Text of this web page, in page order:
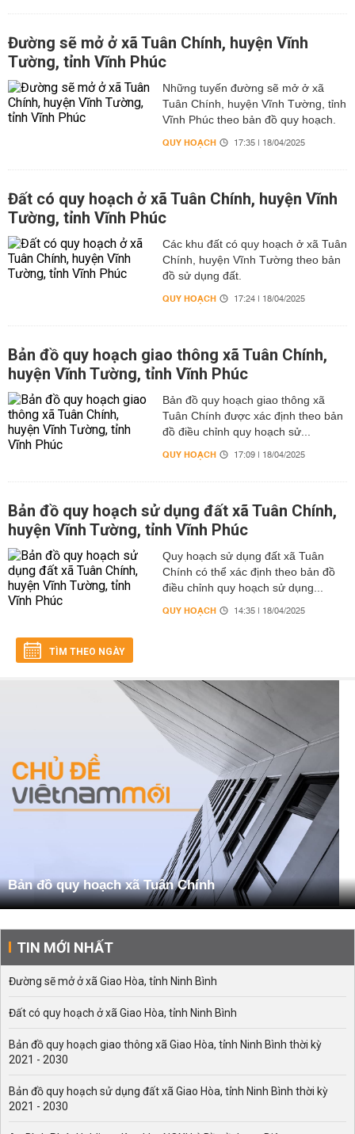
Đường sẽ mở ở xã Tuân Chính, huyện Vĩnh
Tường, tỉnh Vĩnh Phúc
Những tuyến đường sẽ mở ở xã
Tuân Chính, huyện Vĩnh Tường, tỉnh
Vĩnh Phúc theo bản đồ quy hoạch.
QUY HOẠCH 17:35 | 18/04/2025
Đất có quy hoạch ở xã Tuân Chính, huyện Vĩnh
Tường, tỉnh Vĩnh Phúc
Các khu đất có quy hoạch ở xã Tuân
Chính, huyện Vĩnh Tường theo bản
đồ sử dụng đất.
QUY HOẠCH 17:24 | 18/04/2025
Bản đồ quy hoạch giao thông xã Tuân Chính,
huyện Vĩnh Tường, tỉnh Vĩnh Phúc
Bản đồ quy hoạch giao thông xã
Tuân Chính được xác định theo bản
đồ điều chỉnh quy hoạch sử...
QUY HOẠCH 17:09 | 18/04/2025
Bản đồ quy hoạch sử dụng đất xã Tuân Chính,
huyện Vĩnh Tường, tỉnh Vĩnh Phúc
Quy hoạch sử dụng đất xã Tuân
Chính có thể xác định theo bản đồ
điều chỉnh quy hoạch sử dụng...
QUY HOẠCH 14:35 | 18/04/2025
TÌM THEO NGÀY
Bản đồ quy hoạch xã Tuân Chính
TIN MỚI NHẤT
Đường sẽ mở ở xã Giao Hòa, tỉnh Ninh Bình
Đất có quy hoạch ở xã Giao Hòa, tỉnh Ninh Bình
Bản đồ quy hoạch giao thông xã Giao Hòa, tỉnh Ninh Bình thời kỳ
2021 - 2030
Bản đồ quy hoạch sử dụng đất xã Giao Hòa, tỉnh Ninh Bình thời kỳ
2021 - 2030